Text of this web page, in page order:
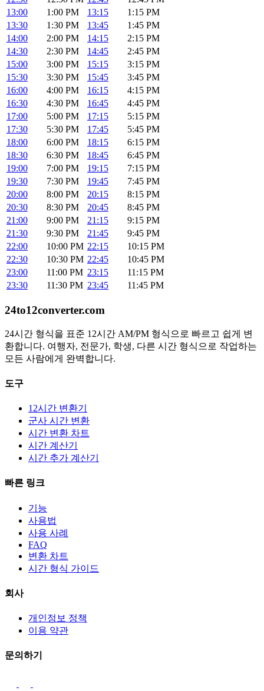
13:00
1:00 PM 13:15
1:15 PM
13:30
1:30 PM 13:45
1:45 PM
14:00
2:00 PM 14:15
2:15 PM
14:30
2:30 PM 14:45
2:45 PM
15:00
3:00 PM 15:15
3:15 PM
15:30
3:30 PM 15:45
3:45 PM
16:00
4:00 PM 16:15
4:15 PM
16:30
4:30 PM 16:45
4:45 PM
17:00
5:00 PM 17:15
5:15 PM
17:30
5:30 PM 17:45
5:45 PM
18:00
6:00 PM 18:15
6:15 PM
18:30
6:30 PM 18:45
6:45 PM
19:00
7:00 PM 19:15
7:15 PM
19:30
7:30 PM 19:45
7:45 PM
20:00
8:00 PM 20:15
8:15 PM
20:30
8:30 PM 20:45
8:45 PM
21:00
9:00 PM 21:15
9:15 PM
21:30
9:30 PM 21:45
9:45 PM
22:00
10:00 PM 22:15
10:15 PM
22:30
10:30 PM 22:45
10:45 PM
23:00
11:00 PM 23:15
11:15 PM
23:30
11:30 PM 23:45 11:45 PM
24to12converter.com
24시간 형식을 표준 12시간 AM/PM 형식으로 빠르고 쉽게 변
환합니다. 여행자, 전문가, 학생, 다른 시간 형식으로 작업하는
모든 사람에게 완벽합니다.
도구
12시간 변환기
군사 시간 변환
시간 변환 차트
시간 계산기
시간 추가 계산기
빠른 링크
기능
사용법
사용 사례
FAQ
변환 차트
시간 형식 가이드
회사
개인정보 정책
이용 약관
문의하기